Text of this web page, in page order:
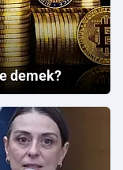
demek?